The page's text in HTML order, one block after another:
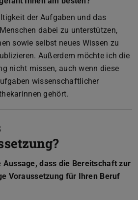
der Aufgaben und das
dabei zu unterstützen,
sowie selbst neues Wissen zu
Außerdem möchte ich die
nicht missen, auch wenn diese
wissenschaftlicher
gehört.
Aussage, dass die Bereitschaft zur
Voraussetzung für Ihren Beruf